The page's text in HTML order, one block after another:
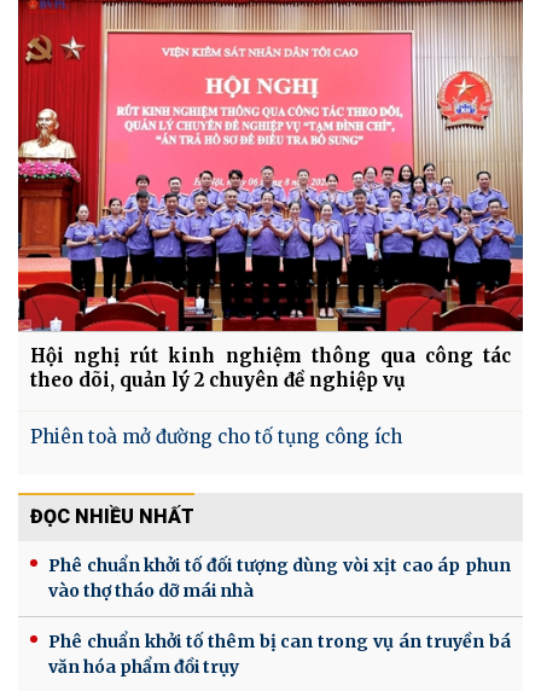
Hội nghị rút kinh nghiệm thông qua công tác
theo dõi, quản lý 2 chuyên đề nghiệp vụ
Phiên toà mở đường cho tố tụng công ích
ĐỌC NHIỀU NHẤT
Phê chuẩn khởi tố đối tượng dùng vòi xịt cao áp phun
vào thợ tháo dỡ mái nhà
Phê chuẩn khởi tố thêm bị can trong vụ án truyền bá
văn hóa phẩm đồi trụy